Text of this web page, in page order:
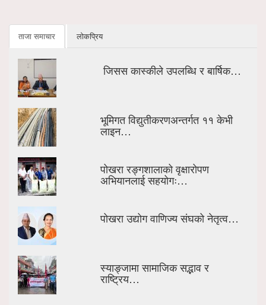
ताजा समाचार लोकप्रिय
जिसस कास्कीले उपलब्धि र बार्षिक…
भूमिगत विद्युतीकरणअन्तर्गत ११ केभी
लाइन…
पोखरा रङ्गशालाको वृक्षारोपण
अभियानलाई सहयोगः…
पोखरा उद्योग वाणिज्य संघको नेतृत्व…
स्याङ्जामा सामाजिक सद्भाव र
राष्ट्रिय…